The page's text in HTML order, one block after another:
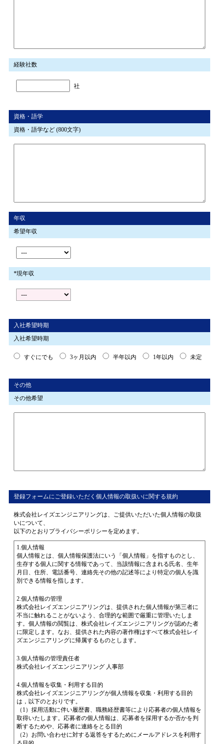
経験社数
社
資格・語学
資格・語学など (800文字)
年収
希望年収
*現年収
入社希望時期
入社希望時期
すぐにでも 3ヶ月以内 半年以内 1年以内 未定
その他
その他希望
登録フォームにご登録いただく個人情報の取扱いに関する規約
株式会社レイズエンジニアリングは、ご提供いただいた個人情報の取扱
いについて、
以下のとおりプライバシーポリシーを定めます。
1.個人情報
個人情報とは、個人情報保護法にいう「個人情報」を指すものとし、
生存する個人に関する情報であって、当該情報に含まれる氏名、生年
月日、住所、電話番号、連絡先その他の記述等により特定の個人を識
別できる情報を指します。
2.個人情報の管理
株式会社レイズエンジニアリングは、提供された個人情報が第三者に
不当に触れることがないよう、合理的な範囲で厳重に管理いたしま
す。個人情報の閲覧は、株式会社レイズエンジニアリングが認めた者
に限定します。なお、提供された内容の著作権はすべて株式会社レイ
ズエンジニアリングに帰属するものとします。
3.個人情報の管理責任者
株式会社レイズエンジニアリング 人事部
4.個人情報を収集・利用する目的
株式会社レイズエンジニアリングが個人情報を収集・利用する目的
は，以下のとおりです。
（1）採用活動に伴い履歴書、職務経歴書等により応募者の個人情報を
取得いたします。応募者の個人情報は、応募者を採用するか否かを判
断するためや、応募者に連絡をとる目的
（2）お問い合わせに対する返答をするためにメールアドレスを利用す